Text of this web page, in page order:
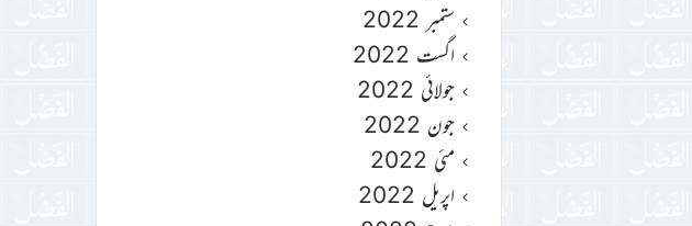
ستمبر 2022
اگست 2022
جولائی 2022
جون 2022
مئی 2022
اپریل 2022